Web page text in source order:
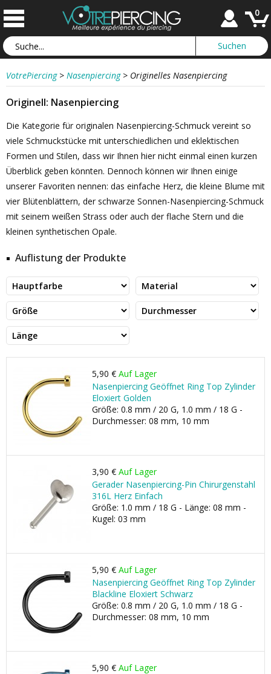
0
VotrePiercing > Nasenpiercing > Originelles Nasenpiercing
Originell: Nasenpiercing
Die Kategorie für originalen Nasenpiercing-Schmuck vereint so
viele Schmuckstücke mit unterschiedlichen und eklektischen
Formen und Stilen, dass wir Ihnen hier nicht einmal einen kurzen
Überblick geben könnten. Dennoch können wir Ihnen einige
unserer Favoriten nennen: das einfache Herz, die kleine Blume mit
vier Blütenblättern, der schwarze Sonnen-Nasenpiercing-Schmuck
mit seinem weißen Strass oder auch der flache Stern und die
kleinen synthetischen Opale.
Auflistung der Produkte
5,90 € Auf Lager
Nasenpiercing Geöffnet Ring Top Zylinder
Eloxiert Golden
Größe: 0.8 mm / 20 G, 1.0 mm / 18 G -
Durchmesser: 08 mm, 10 mm
3,90 € Auf Lager
Gerader Nasenpiercing-Pin Chirurgenstahl
316L Herz Einfach
Größe: 1.0 mm / 18 G - Länge: 08 mm -
Kugel: 03 mm
5,90 € Auf Lager
Nasenpiercing Geöffnet Ring Top Zylinder
Blackline Eloxiert Schwarz
Größe: 0.8 mm / 20 G, 1.0 mm / 18 G -
Durchmesser: 08 mm, 10 mm
5,90 € Auf Lager